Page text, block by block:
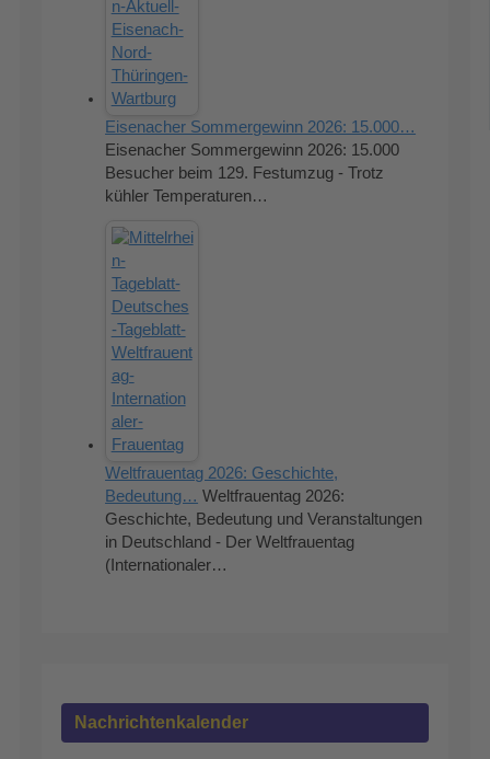
Eisenacher Sommergewinn 2026: 15.000…
Eisenacher Sommergewinn 2026: 15.000
Besucher beim 129. Festumzug - Trotz
kühler Temperaturen…
Weltfrauentag 2026: Geschichte,
Bedeutung… Weltfrauentag 2026:
Geschichte, Bedeutung und Veranstaltungen
in Deutschland - Der Weltfrauentag
(Internationaler…
Nachrichtenkalender